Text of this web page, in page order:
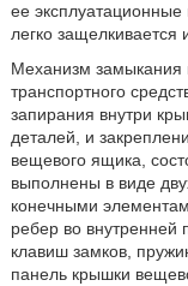
ее
легко защелкивается
Механизм замыкания
транспортного
запирания внутри
деталей, и
вещевого ящика,
выполнены в виде
конечными
ребер во
клавиш замков,
панель крышки